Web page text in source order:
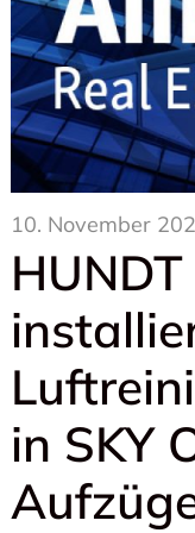
10. November
HUNDT
in SKY